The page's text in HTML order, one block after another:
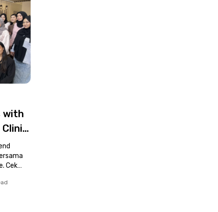
with
Clinic
Cek